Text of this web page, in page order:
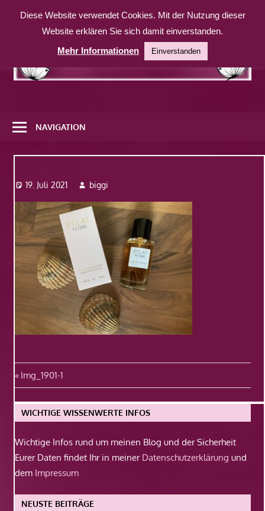
Inhalt
weitere
Website
NAVIGATION
19. Juli 2021 biggi
Beitragsnavigation
Vorheriger
Beitrag:
Img_1901-1
WICHTIGE WISSENWERTE INFOS
Wichtige Infos rund um meinen Blog und der Sicherheit
Eurer Daten findet Ihr in meiner Datenschutzerklärung und
dem Impressum
NEUSTE BEITRÄGE
Diese Website verwendet Cookies. Mit der Nutzung dieser
Website erklären Sie sich damit einverstanden.
Mehr Informationen
Einverstanden